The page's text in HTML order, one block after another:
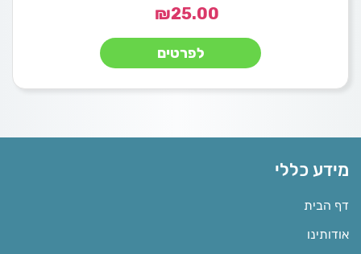
₪25.00
לפרטים
מידע כללי
דף הבית
אודותינו